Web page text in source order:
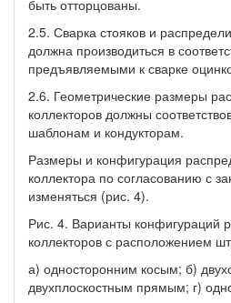
быть отторцованы.
2.5. Сварка стояков и
должна производиться в
предъявляемыми к сварке
2.6. Геометрические размеры
коллекторов должны
шаблонам и кондукторам.
Размеры и конфигурация
коллектора по согласованию с
изменяться (рис. 4).
Рис. 4. Варианты конфигураций
коллекторов с расположением
а) односторонним косым; б)
двухплоскостным прямым; г)